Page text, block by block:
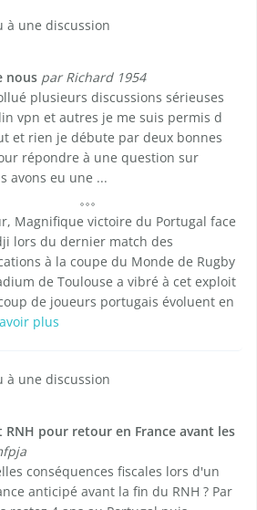
à une discussion
nous par Richard 1954
plusieurs discussions sérieuses
vpn et autres je me suis permis d
et rien je débute par deux bonnes
répondre à une question sur
avons eu une ...
Magnifique victoire du Portugal face
lors du dernier match des
à la coupe du Monde de Rugby
de Toulouse a vibré à cet exploit
de joueurs portugais évoluent en
plus
à une discussion
RNH pour retour en France avant les
conséquences fiscales lors d'un
anticipé avant la fin du RNH ? Par